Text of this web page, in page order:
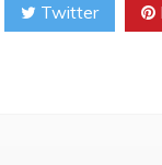
Twitter